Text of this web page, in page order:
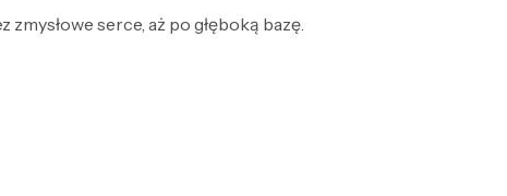
serce, aż po głęboką bazę.